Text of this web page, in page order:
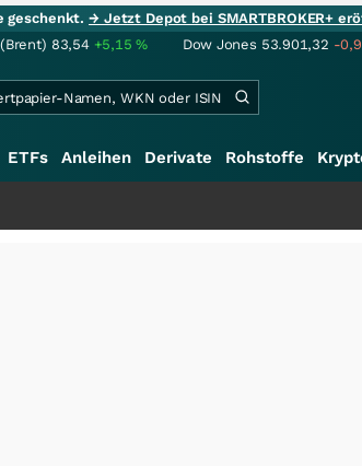
geschenkt.→ Jetzt Depot bei SMARTBROKER+
83,54 +5,15% Dow Jones 53.901,32 -
ETFs Anleihen Derivate Rohstoffe